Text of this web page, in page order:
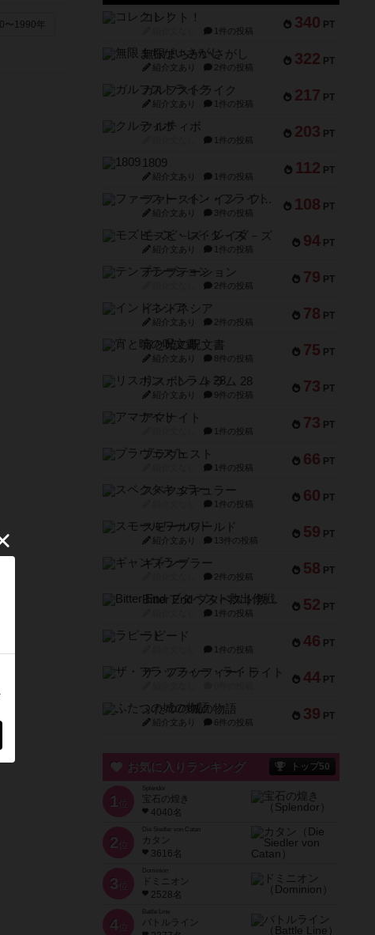
〜1990年 340 PT
コレクト！
1件の投稿
322 PT
無限まちがいさがし
紹介文あり 2件の投稿
217 PT
ガルフストライク
紹介文あり 1件の投稿
203 PT
クルティボ
1件の投稿
112 PT
1809
紹介文あり 1件の投稿
108 PT
ファースト・イン・フライト
紹介文あり 3件の投稿
94 PT
モズビ－ズ・レイダ－ズ
紹介文あり 1件の投稿
79 PT
テンプテーション
2件の投稿
78 PT
インドネシア
紹介文あり 2件の投稿
75 PT
宵と暁の呪文書
紹介文あり 8件の投稿
73 PT
リスボン・トラム 28
紹介文あり 9件の投稿
73 PT
アマナイト
1件の投稿
66 PT
ブラヴェスト
1件の投稿
60 PT
スペクタキュラー
1件の投稿
59 PT
スモールワールド
紹介文あり 13件の投稿
58 PT
ギャンブラー
2件の投稿
52 PT
Bitter End ブタペスト救出作戦
1件の投稿
46 PT
ラピード
1件の投稿
44 PT
ザ・フラッフィー・ライト
39 PT
ふたつの城の物語
紹介文あり 6件の投稿
お気に入りランキング トップ50
1 位
宝石の煌き
4040名
2 位
Die Siedler von Catan
カタン
3616名
3 位
ドミニオン
2528名
4位
Battle Line
バトルライン